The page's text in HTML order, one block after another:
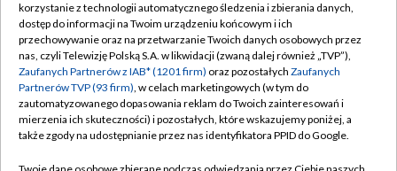
TVP
Abonament TVP
Emisja w TVP
Centrum informacji TVP
Naziemna Telewizja Cyfrowa
Regulamin TVP
Polityka prywatności
Moje zgody
Pomoc
korzystanie z technologii automatycznego śledzenia i zbierania danych,
dostęp do informacji na Twoim urządzeniu końcowym i ich
przechowywanie oraz na przetwarzanie Twoich danych osobowych przez
nas, czyli Telewizję Polską S.A. w likwidacji (zwaną dalej również „TVP”),
Zaufanych Partnerów z IAB* (1201 firm) oraz pozostałych Zaufanych
Partnerów TVP (93 firm), w celach marketingowych (w tym do
zautomatyzowanego dopasowania reklam do Twoich zainteresowań i
mierzenia ich skuteczności) i pozostałych, które wskazujemy poniżej, a
także zgody na udostępnianie przez nas identyfikatora PPID do Google.